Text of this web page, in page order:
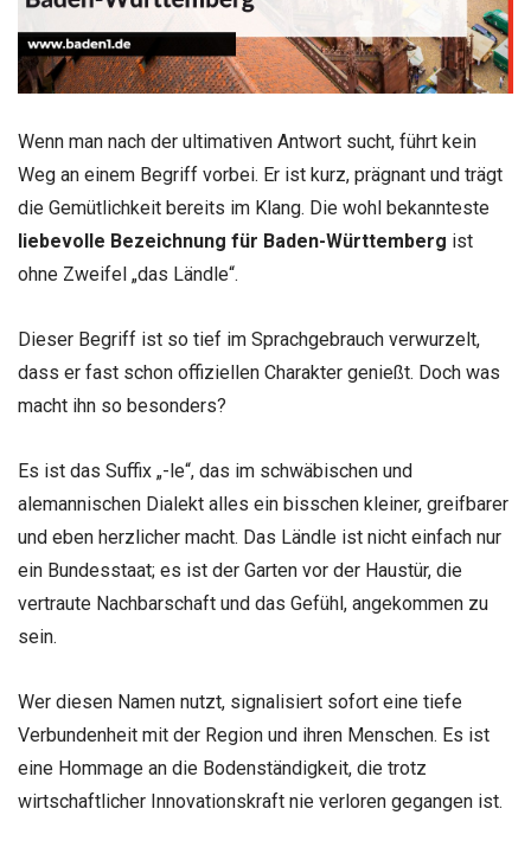
Wenn man nach der ultimativen Antwort sucht, führt kein
Weg an einem Begriff vorbei. Er ist kurz, prägnant und trägt
die Gemütlichkeit bereits im Klang. Die wohl bekannteste
liebevolle Bezeichnung für Baden-Württemberg ist
ohne Zweifel „das Ländle“.
Dieser Begriff ist so tief im Sprachgebrauch verwurzelt,
dass er fast schon offiziellen Charakter genießt. Doch was
macht ihn so besonders?
Es ist das Suffix „-le“, das im schwäbischen und
alemannischen Dialekt alles ein bisschen kleiner, greifbarer
und eben herzlicher macht. Das Ländle ist nicht einfach nur
ein Bundesstaat; es ist der Garten vor der Haustür, die
vertraute Nachbarschaft und das Gefühl, angekommen zu
sein.
Wer diesen Namen nutzt, signalisiert sofort eine tiefe
Verbundenheit mit der Region und ihren Menschen. Es ist
eine Hommage an die Bodenständigkeit, die trotz
wirtschaftlicher Innovationskraft nie verloren gegangen ist.